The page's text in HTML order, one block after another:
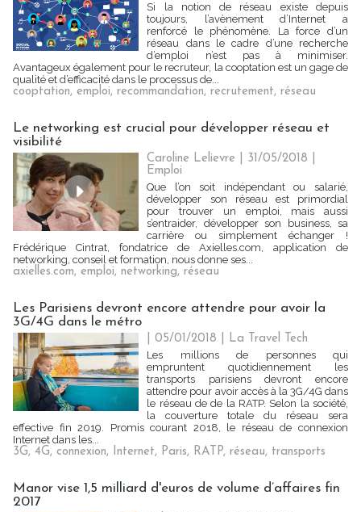
Si la notion de réseau existe depuis
toujours, l’avènement d’Internet a
renforcé le phénomène. La force d’un
réseau dans le cadre d’une recherche
d’emploi n’est pas à minimiser.
Avantageux également pour le recruteur, la cooptation est un gage de
qualité et d’efficacité dans le processus de...
cooptation, emploi, recommandation, recrutement, réseau
Le networking est crucial pour développer réseau et
visibilité
Caroline Lelievre | 31/05/2018
Emploi
Que l’on soit indépendant ou salarié,
développer son réseau est primordial
pour trouver un emploi, mais aussi
s’entraider, développer son business, sa
carrière ou simplement échanger !
Frédérique Cintrat, fondatrice de Axielles.com, application de
networking, conseil et formation, nous donne ses...
axielles.com, emploi, networking, réseau
Les Parisiens devront encore attendre pour avoir la
3G/4G dans le métro
| 05/01/2018
La Travel Tech
Les millions de personnes qui
empruntent quotidiennement les
transports parisiens devront encore
attendre pour avoir accès à la 3G/4G dans
le réseau de de la RATP. Selon la société,
la couverture totale du réseau sera
effective fin 2019. Promis courant 2018, le réseau de connexion
Internet dans les...
3G, 4G, connexion, Internet, Paris, RATP, réseau, transports
Manor vise 1,5 milliard d'euros de volume d’affaires fin
2017